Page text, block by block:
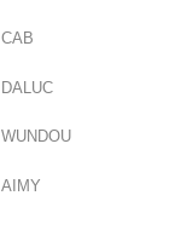
CAB
DALUC
WUNDOU
AIMY